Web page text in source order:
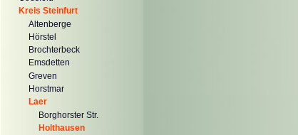
Kreis Steinfurt
Altenberge
Hörstel
Brochterbeck
Emsdetten
Greven
Horstmar
Laer
Borghorster Str.
Holthausen